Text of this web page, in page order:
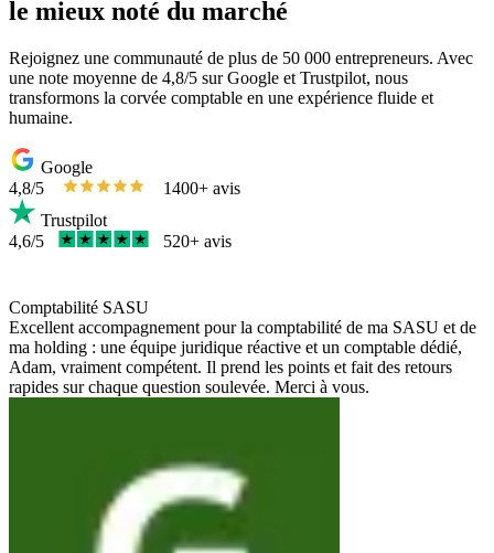
le mieux noté du marché
Rejoignez une communauté de plus de 50 000 entrepreneurs. Avec
une note moyenne de 4,8/5 sur Google et Trustpilot, nous
transformons la corvée comptable en une expérience fluide et
humaine.
Google
4,8/5
1400+ avis
Trustpilot
4,6/5
520+ avis
Comptabilité SASU
Excellent accompagnement pour la comptabilité de ma SASU et de
ma holding : une équipe juridique réactive et un comptable dédié,
Adam, vraiment compétent. Il prend les points et fait des retours
rapides sur chaque question soulevée. Merci à vous.